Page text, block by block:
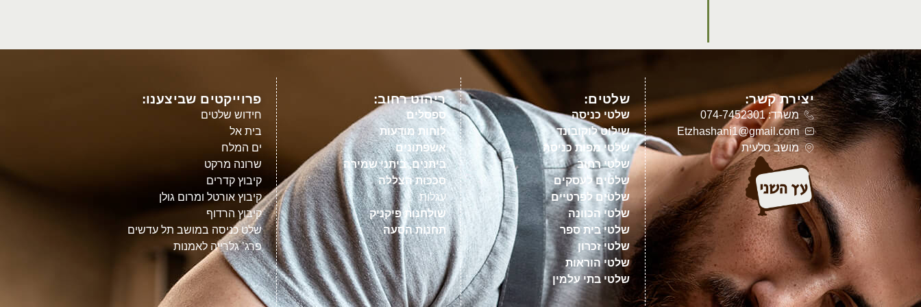
יצירת קשר:
משרד: 074-7452301
Etzhashani1@gmail.com
מושב סלעית
שלטים:
שלטי כניסה
שילוט לוקובונד
שלטי מפות כניסה
שלטי רחוב
שלטים לעסקים
שלטים לפרטיים
שלטי הכוונה
שלטי בית ספר
שלטי זכרון
שלטי הוראות
שלטי בתי עלמין
ריהוט רחוב:
ספסלים
לוחות מודעות
אשפתונים
ביתנים, ביתני שמירה
סככות הצללה
עגלות
שולחנות פיקניק
תחנות הסעה
פרוייקטים שביצענו:
חידוש שלטים
בית אל
ים המלח
שרונה מרקט
קיבוץ קדרים
קיבוץ אורטל ומרום גולן
קיבוץ הרדוף
שלט כניסה במושב תל עדשים
פרג’ גלרייה לאמנות